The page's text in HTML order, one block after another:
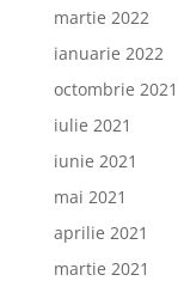
martie 2022
ianuarie 2022
octombrie 2021
iulie 2021
iunie 2021
mai 2021
aprilie 2021
martie 2021